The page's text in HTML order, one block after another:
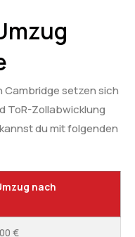
Cambridge setzen sich
ToR-Zollabwicklung
du mit folgenden
nach
€